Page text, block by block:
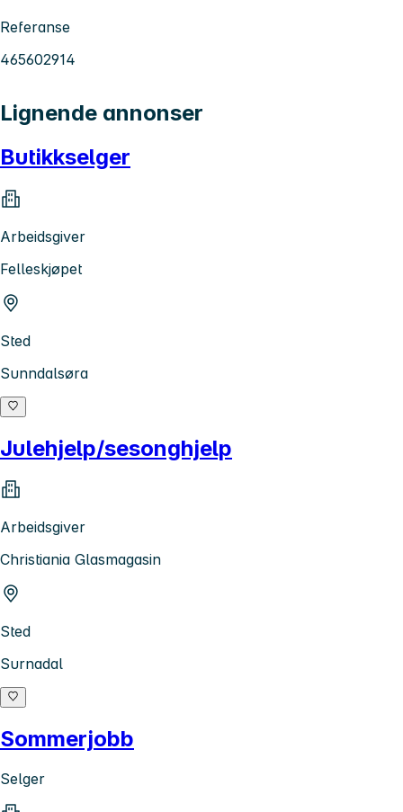
Referanse
465602914
Lignende annonser
Butikkselger
Arbeidsgiver
Felleskjøpet
Sted
Sunndalsøra
Julehjelp/sesonghjelp
Arbeidsgiver
Christiania Glasmagasin
Sted
Surnadal
Sommerjobb
Selger